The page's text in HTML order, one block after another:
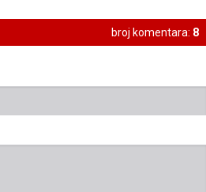
broj komentara: 8